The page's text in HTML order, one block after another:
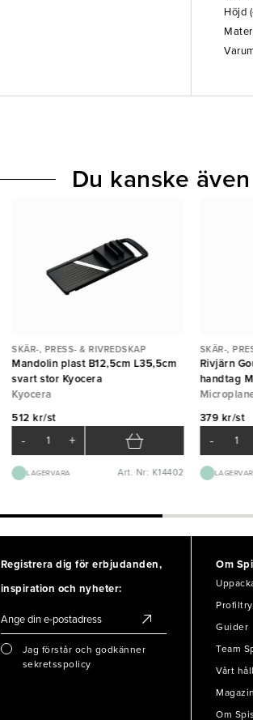
Höjd
SKÄR-, PRESS- & RIVREDSKAP
Mandolin plast B12,5cm L35,5cm
svart stor Kyocera
Kyocera
512 kr/st
- +
LAGERVARA Art. Nr: K14402
SKÄR-,
Rivjärn
handtag
379 kr/st
-
Du kanske
Registrera dig för erbjudanden,
inspiration och nyheter:
Jag förstår och godkänner
sekretsspolicy
Om
Guider
Team
Vårt
Om